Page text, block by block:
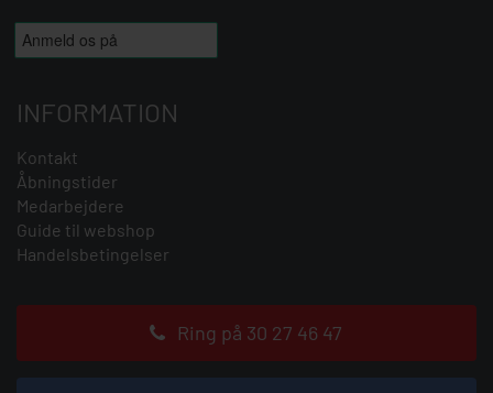
INFORMATION
Kontakt
Åbningstider
Medarbejdere
Guide til webshop
Handelsbetingelser
Ring på 30 27 46 47